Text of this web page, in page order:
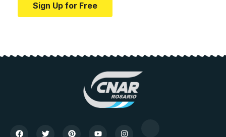
Sign Up for Free